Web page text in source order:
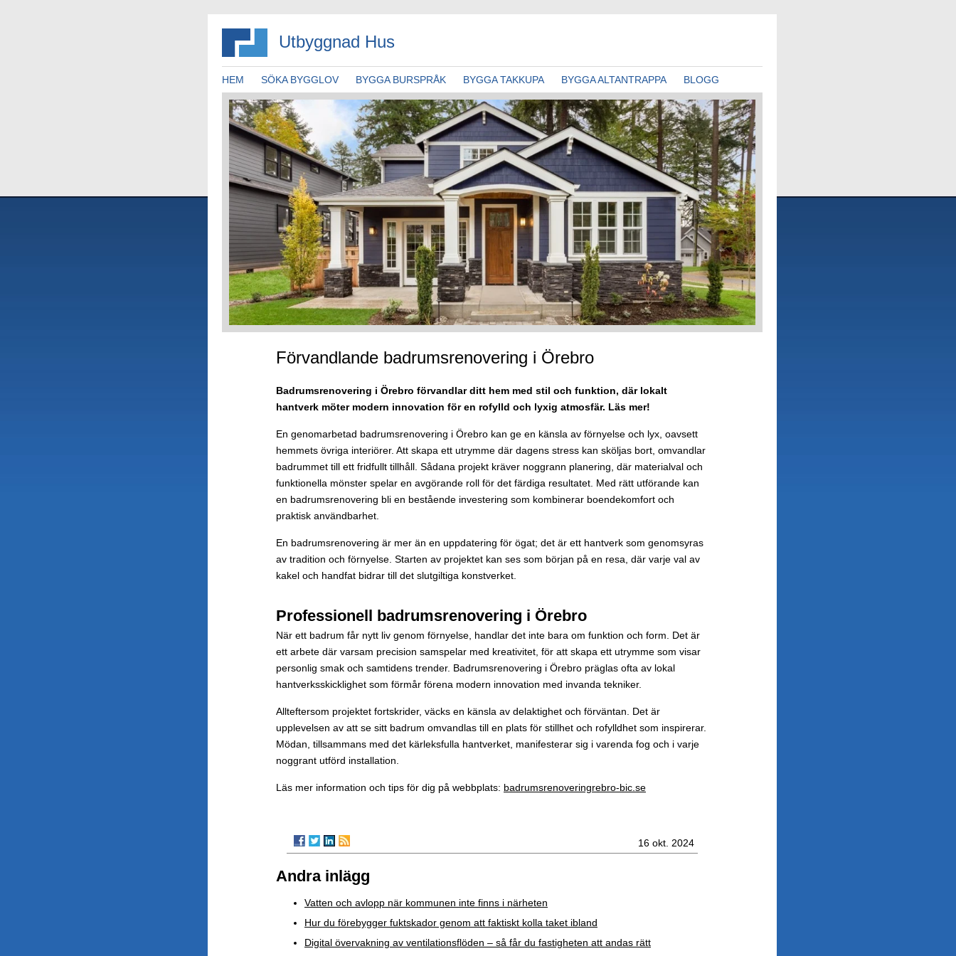
Utbyggnad Hus
HEM SÖKA BYGGLOV BYGGA BURSPRÅK BYGGA TAKKUPA BYGGA ALTANTRAPPA BLOGG
Förvandlande badrumsrenovering i Örebro
Badrumsrenovering i Örebro förvandlar ditt hem med stil och funktion, där lokalt
hantverk möter modern innovation för en rofylld och lyxig atmosfär. Läs mer!
En genomarbetad badrumsrenovering i Örebro kan ge en känsla av förnyelse och lyx, oavsett
hemmets övriga interiörer. Att skapa ett utrymme där dagens stress kan sköljas bort, omvandlar
badrummet till ett fridfullt tillhåll. Sådana projekt kräver noggrann planering, där materialval och
funktionella mönster spelar en avgörande roll för det färdiga resultatet. Med rätt utförande kan
en badrumsrenovering bli en bestående investering som kombinerar boendekomfort och
praktisk användbarhet.
En badrumsrenovering är mer än en uppdatering för ögat; det är ett hantverk som genomsyras
av tradition och förnyelse. Starten av projektet kan ses som början på en resa, där varje val av
kakel och handfat bidrar till det slutgiltiga konstverket.
Professionell badrumsrenovering i Örebro
När ett badrum får nytt liv genom förnyelse, handlar det inte bara om funktion och form. Det är
ett arbete där varsam precision samspelar med kreativitet, för att skapa ett utrymme som visar
personlig smak och samtidens trender. Badrumsrenovering i Örebro präglas ofta av lokal
hantverksskicklighet som förmår förena modern innovation med invanda tekniker.
Allteftersom projektet fortskrider, väcks en känsla av delaktighet och förväntan. Det är
upplevelsen av att se sitt badrum omvandlas till en plats för stillhet och rofylldhet som inspirerar.
Mödan, tillsammans med det kärleksfulla hantverket, manifesterar sig i varenda fog och i varje
noggrant utförd installation.
Läs mer information och tips för dig på webbplats: badrumsrenoveringrebro-bic.se
16 okt. 2024
Andra inlägg
Vatten och avlopp när kommunen inte finns i närheten
Hur du förebygger fuktskador genom att faktiskt kolla taket ibland
Digital övervakning av ventilationsflöden – så får du fastigheten att andas rätt